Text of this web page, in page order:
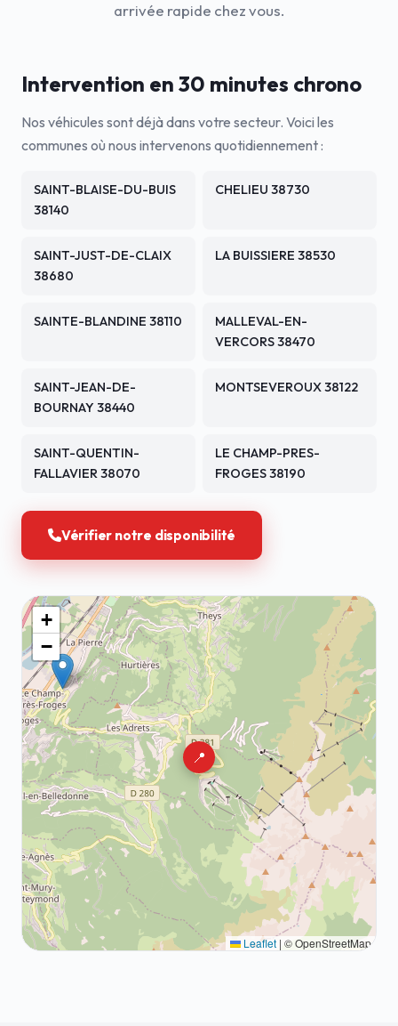
arrivée rapide chez vous.
Intervention en 30 minutes chrono
Nos véhicules sont déjà dans votre secteur. Voici les
communes où nous intervenons quotidiennement :
SAINT-BLAISE-DU-BUIS
38140
CHELIEU 38730
SAINT-JUST-DE-CLAIX
38680
LA BUISSIERE 38530
SAINTE-BLANDINE 38110
MALLEVAL-EN-
VERCORS 38470
SAINT-JEAN-DE-
BOURNAY 38440
MONTSEVEROUX 38122
SAINT-QUENTIN-
FALLAVIER 38070
LE CHAMP-PRES-
FROGES 38190
Vérifier notre disponibilité
📍
+
−
Leaflet | © OpenStreetMap